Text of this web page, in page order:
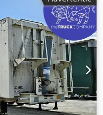
Bandenprofiel links:
Achteras 2:
rechts: 7 mm
mm; Bandenprofiel
5.780 kg
totaal gewicht:
Schade: geen